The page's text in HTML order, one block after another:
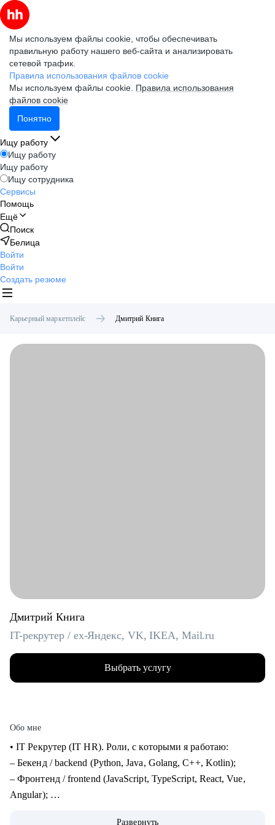
Мы используем файлы cookie, чтобы обеспечивать
правильную работу нашего веб-сайта и анализировать
сетевой трафик.
Правила использования файлов cookie
Мы используем файлы cookie. Правила использования
файлов cookie
Понятно
Ищу работу
Ищу работу
Ищу работу
Ищу сотрудника
Сервисы
Помощь
Ещё
Поиск
Белица
Войти
Войти
Создать резюме
Карьерный маркетплейс Дмитрий Книга
Дмитрий Книга
IT-рекрутер / ex-Яндекс, VK, IKEA, Mail.ru
Выбрать услугу
Обо мне
• IT Рекрутер (IT HR). Роли, с которыми я работаю:
– Бекенд / backend (Python, Java, Golang, C++, Kotlin);
– Фронтенд / frontend (JavaScript, TypeScript, React, Vue,
Angular);
Развернуть